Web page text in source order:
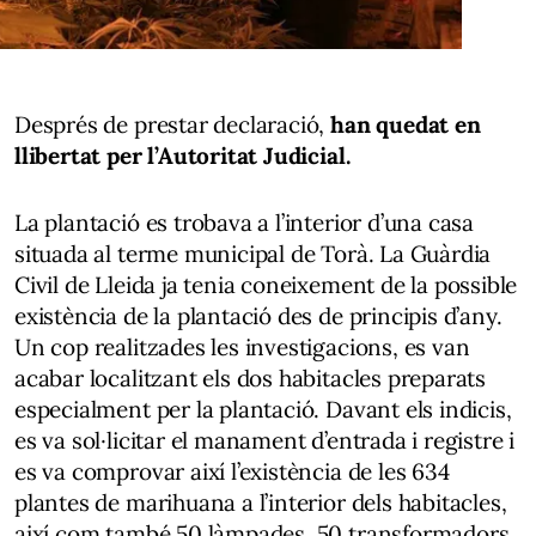
Després de prestar declaració,han quedat en
llibertat per l’Autoritat Judicial.
La plantació es trobava a l’interior d’una casa
situada al terme municipal de Torà. La Guàrdia
Civil de Lleida ja tenia coneixement de la possible
existència de la plantació des de principis d’any.
Un cop realitzades les investigacions, es van
acabar localitzant els dos habitacles preparats
especialment per la plantació. Davant els indicis,
es va sol·licitar el manament d’entrada i registre i
es va comprovar així l’existència de les 634
plantes de marihuana a l’interior dels habitacles,